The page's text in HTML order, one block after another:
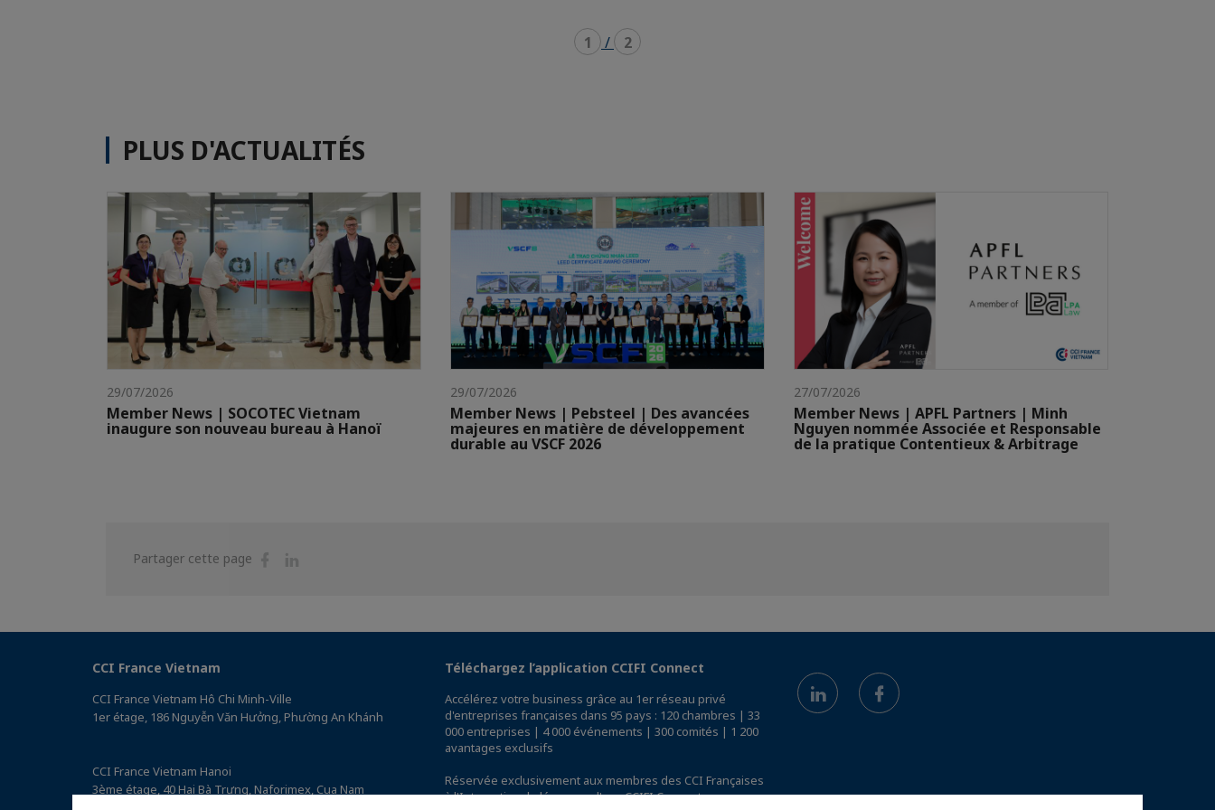
1 / 2
PLUS D'ACTUALITÉS
29/07/2026
Member News | SOCOTEC Vietnam
inaugure son nouveau bureau à Hanoï
29/07/2026
Member News | Pebsteel | Des avancées
majeures en matière de développement
durable au VSCF 2026
27/07/2026
Member News | APFL Partners | Minh
Nguyen nommée Associée et Responsable
de la pratique Contentieux & Arbitrage
Partager cette page
Partager
CCI France Vietnam
CCI France Vietnam Hô Chi Minh-Ville
1er étage, 186 Nguyễn Văn Hưởng, Phường An Khánh
CCI France Vietnam Hanoi
3ème étage, 40 Hai Bà Trưng, Naforimex, Cua Nam
Téléchargez l’application CCIFI Connect
Accélérez votre business grâce au 1er réseau privé
d'entreprises françaises dans 95 pays : 120 chambres | 33
000 entreprises | 4 000 événements | 300 comités | 1 200
avantages exclusifs
Réservée exclusivement aux membres des CCI Françaises
à l'International,découvrez l'app CCIFI Connect.